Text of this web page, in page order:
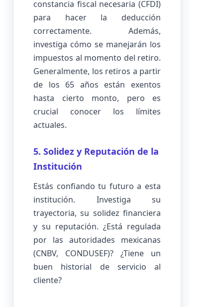
constancia fiscal necesaria (CFDI)
para hacer la deducción
correctamente. Además,
investiga cómo se manejarán los
impuestos al momento del retiro.
Generalmente, los retiros a partir
de los 65 años están exentos
hasta cierto monto, pero es
crucial conocer los límites
actuales.
5. Solidez y Reputación de la
Institución
Estás confiando tu futuro a esta
institución. Investiga su
trayectoria, su solidez financiera
y su reputación. ¿Está regulada
por las autoridades mexicanas
(CNBV, CONDUSEF)? ¿Tiene un
buen historial de servicio al
cliente?